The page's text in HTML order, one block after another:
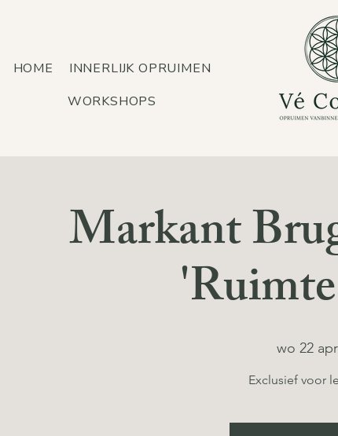
HOME
INNERLIJK OPRUIMEN
WORKSHOPS
Markant
wo 22 apr
Exclusief voor